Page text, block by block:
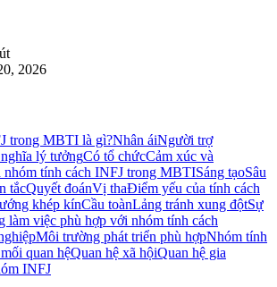
2026
trong MBTI là gì?Nhân áiNgười trợ
lý tưởngCó tổ chứcCảm xúc và
nhóm tính cách INFJ trong MBTISáng tạoSâu
tắcQuyết đoánVị thaĐiểm yếu của tính cách
khép kínCầu toànLảng tránh xung độtSự
làm việc phù hợp với nhóm tính cách
Môi trường phát triển phù hợpNhóm tính
quan hệQuan hệ xã hộiQuan hệ gia
INFJ